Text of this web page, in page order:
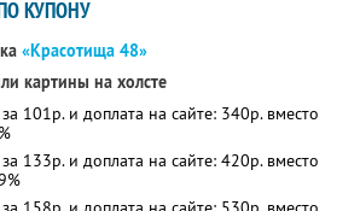
КУПОНУ
«Красотища 48»
картины на холсте
101р. и доплата на сайте: 340р. вместо
133р. и доплата на сайте: 420р. вместо